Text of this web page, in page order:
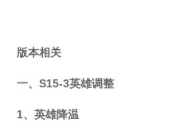
版本相关
一、S15-3英雄调整
1、英雄降温